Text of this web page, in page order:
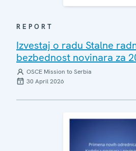
REPORT
Izvestaj o radu Stalne
bezbednost novinara za
OSCE Mission to Serbia
30 April 2026